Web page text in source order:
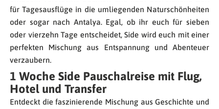
für Tagesausflüge in die umliegenden Naturschönheiten
oder sogar nach Antalya. Egal, ob ihr euch für sieben
oder vierzehn Tage entscheidet, Side wird euch mit einer
perfekten Mischung aus Entspannung und Abenteuer
verzaubern.
1 Woche Side Pauschalreise mit Flug,
Hotel und Transfer
Entdeckt die faszinierende Mischung aus Geschichte und